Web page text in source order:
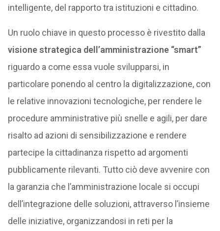
intelligente, del rapporto tra istituzioni e cittadino.
Un ruolo chiave in questo processo è rivestito dalla
visione strategica dell’amministrazione “smart”
riguardo a come essa vuole svilupparsi, in
particolare ponendo al centro la digitalizzazione, con
le relative innovazioni tecnologiche, per rendere le
procedure amministrative più snelle e agili, per dare
risalto ad azioni di sensibilizzazione e rendere
partecipe la cittadinanza rispetto ad argomenti
pubblicamente rilevanti. Tutto ciò deve avvenire con
la garanzia che l’amministrazione locale si occupi
dell’integrazione delle soluzioni, attraverso l’insieme
delle iniziative, organizzandosi in reti per la